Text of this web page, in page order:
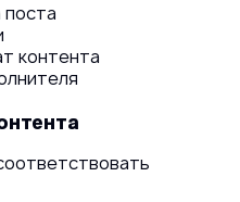
контента